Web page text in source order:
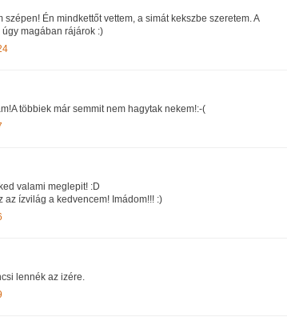
szépen! Én mindkettőt vettem, a simát kekszbe szeretem. A
magában rájárok :)
többiek már semmit nem hagytak nekem!:-(
valami meglepit! :D
az ízvilág a kedvencem! Imádom!!! :)
lennék az izére.